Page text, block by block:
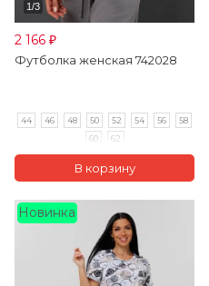
2 166 ₽
Футболка женская 742028
44 46 48 50 52 54 56
58
60
62
Новинка